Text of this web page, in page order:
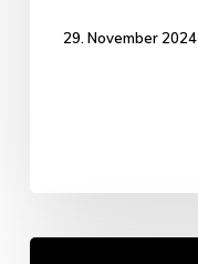
29. November 2024